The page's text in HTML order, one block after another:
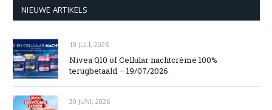
NIEUWE ARTIKELS
10 JULI, 2026
Nivea Q10 of Cellular nachtcrème 100%
terugbetaald – 19/07/2026
30 JUNI, 2026